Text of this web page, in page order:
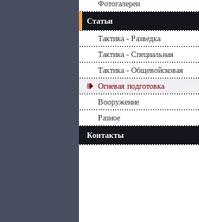
Фотогалереи
Статьи
Тактика - Разведка
Тактика - Специальная
Тактика - Общевойсковая
Огневая подготовка
Вооружение
Разное
Контакты